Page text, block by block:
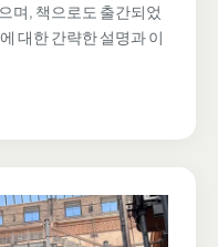
며, 책으로도 출간되었
대한 간략한 설명과 이